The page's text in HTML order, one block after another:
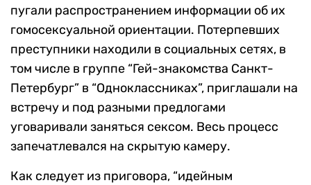
пугали распространением информации об их
гомосексуальной ориентации. Потерпевших
преступники находили в социальных сетях, в
том числе в группе “Гей-знакомства Санкт-
Петербург” в “Одноклассниках”, приглашали на
встречу и под разными предлогами
уговаривали заняться сексом. Весь процесс
запечатлевался на скрытую камеру.
Как следует из приговора, “идейным